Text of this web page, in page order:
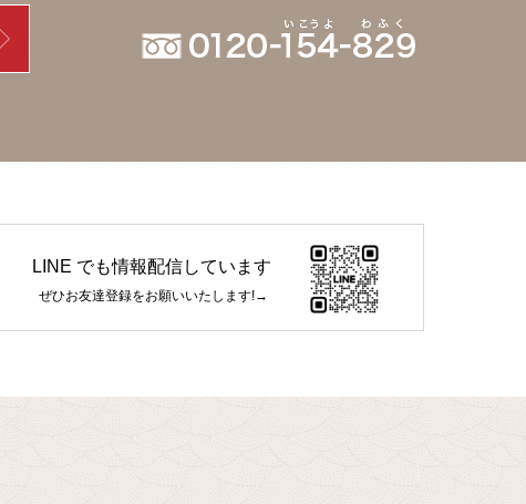
LINE でも情報配信しています
ぜひお友達登録をお願いいたします!→